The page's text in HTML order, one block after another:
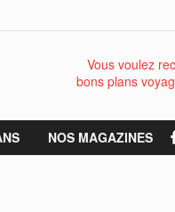
Vous voulez
bons plans
NOS MAGAZINES